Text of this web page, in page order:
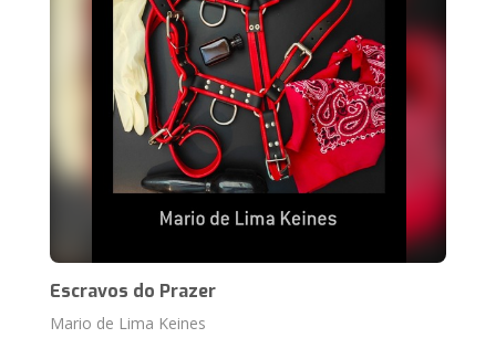
Escravos do Prazer
Mario de Lima Keines